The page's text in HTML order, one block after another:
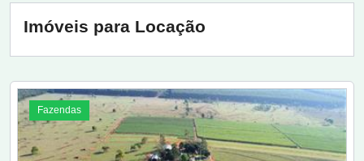
Imóveis para Locação
Fazendas